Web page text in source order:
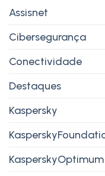
Assisnet
Cibersegurança
Conectividade
Destaques
Kaspersky
KasperskyOptimum